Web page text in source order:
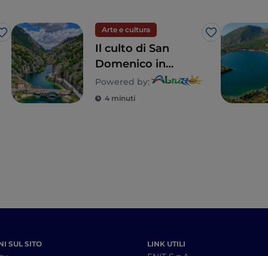
Like
Arte e cultura
Like
Il culto di San
Domenico in
Abruzzo: le
"fanoglie" di
Powered by:
4 minuti
SUL SITO LINK UTILI